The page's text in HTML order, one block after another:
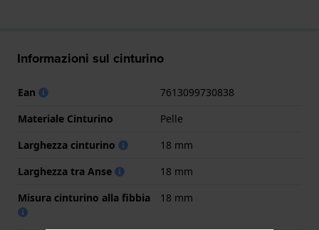
Informazioni sul cinturino
Ean
7613099730838
Materiale Cinturino
Pelle
Larghezza cinturino
18 mm
Larghezza tra Anse
18 mm
Misura cinturino alla fibbia
18 mm